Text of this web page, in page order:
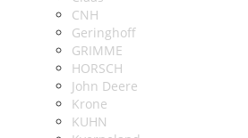
CNH
Geringhoff
GRIMME
HORSCH
John Deere
Krone
KUHN